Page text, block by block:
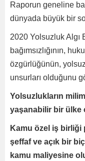
Raporun geneline
dünyada büyük bir
2020 Yolsuzluk Algı
bağımsızlığının,
özgürlüğünün,
unsurları olduğunu
Yolsuzlukların
yaşanabilir bir ülke
Kamu özel iş birliği
şeffaf ve açık bir
kamu maliyesine